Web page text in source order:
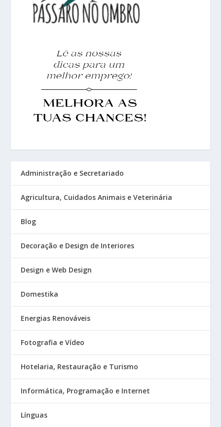
Administração e Secretariado
Agricultura, Cuidados Animais e Veterinária
Blog
Decoração e Design de Interiores
Design e Web Design
Domestika
Energias Renováveis
Fotografia e Vídeo
Hotelaria, Restauração e Turismo
Informática, Programação e Internet
Línguas